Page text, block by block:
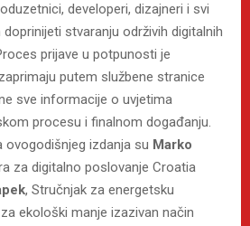
developeri, dizajneri i svi
stvaranju održivih digitalnih
prijave u potpunosti je
putem službene stranice
sve informacije o uvjetima
procesu i finalnom događanju.
ovogodišnjeg izdanja su Marko
za digitalno poslovanje Croatia
, Stručnjak za energetsku
ekološki manje izazivan način